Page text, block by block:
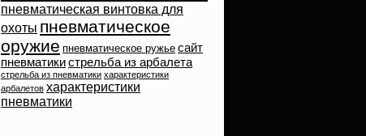
пневматическая винтовка для
охоты пневматическое
оружие пневматическое ружье сайт
пневматикистрельба из арбалета
стрельба из пневматики характеристики
арбалетов характеристики
пневматики